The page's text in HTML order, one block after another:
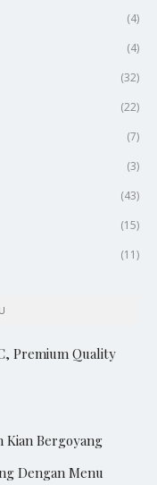
(4)
(4)
(32)
(22)
(7)
(3)
(43)
(15)
(11)
Premium Quality
Kian Bergoyang
Dengan Menu